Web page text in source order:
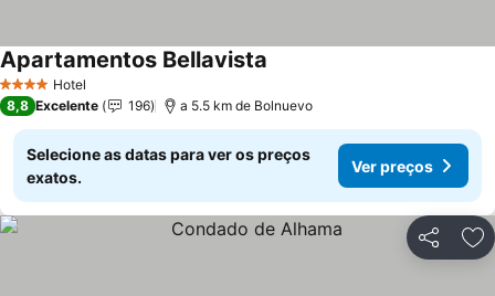
4 EstrelasHotel
Apartamentos Bellavista
8,8 Excelente 196 a 5.5 km de Bolnuevo
Selecione as datas para ver os preços
exatos.
Ver preços
Partilhar